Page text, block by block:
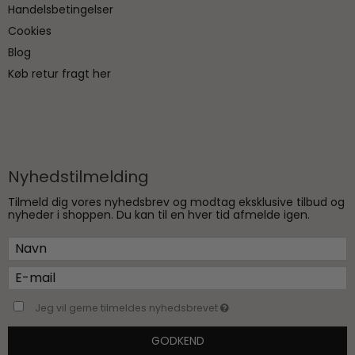
Handelsbetingelser
Cookies
Blog
Køb retur fragt her
Nyhedstilmelding
Tilmeld dig vores nyhedsbrev og modtag eksklusive tilbud og
nyheder i shoppen. Du kan til en hver tid afmelde igen.
Jeg vil gerne tilmeldes nyhedsbrevet
GODKEND